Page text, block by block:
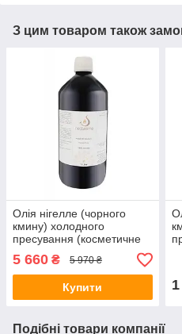
З цим товаром також
Олія нігелле (чорного
кмину) холодного
пресування (косметичне
та дієтологічне
застосування)
Nectarome,1л
5 660 ₴ 5 970 ₴
Купити
Подібні товари компанії